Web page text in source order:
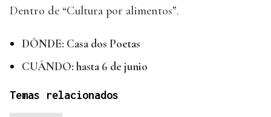
Dentro de “Cultura por alimentos”.
DÓNDE: Casa dos Poetas
CUÁNDO: hasta 6 de junio
Temas relacionados